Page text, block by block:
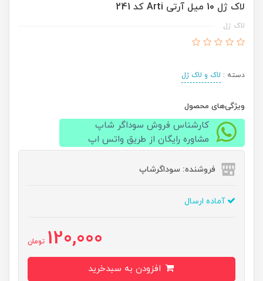
لاک ژل 10 میل آرتی Arti کد 241
لاک ژل
دسته : لاک و لاک ژل
ویژگی‌های محصول
کارشناس فروش سوداگر شاپ
مشاوره رایگان از طریق واتس اپ
فروشنده: سوداگرشاپ
آماده ارسال
120,000 تومان